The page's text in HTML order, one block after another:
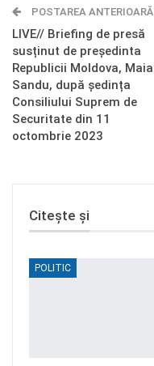
Telegram OK.ru
POSTAREA ANTERIOARĂ
LIVE// Briefing de presă
susținut de președinta
Republicii Moldova, Maia
Sandu, după ședința
Consiliului Suprem de
Securitate din 11
octombrie 2023
Citește și
POLITIC